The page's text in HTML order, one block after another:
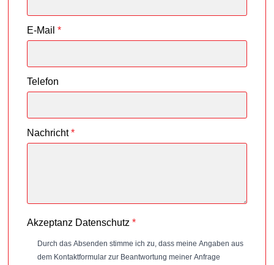
E-Mail *
Telefon
Nachricht *
Akzeptanz Datenschutz *
Durch das Absenden stimme ich zu, dass meine Angaben aus
dem Kontaktformular zur Beantwortung meiner Anfrage